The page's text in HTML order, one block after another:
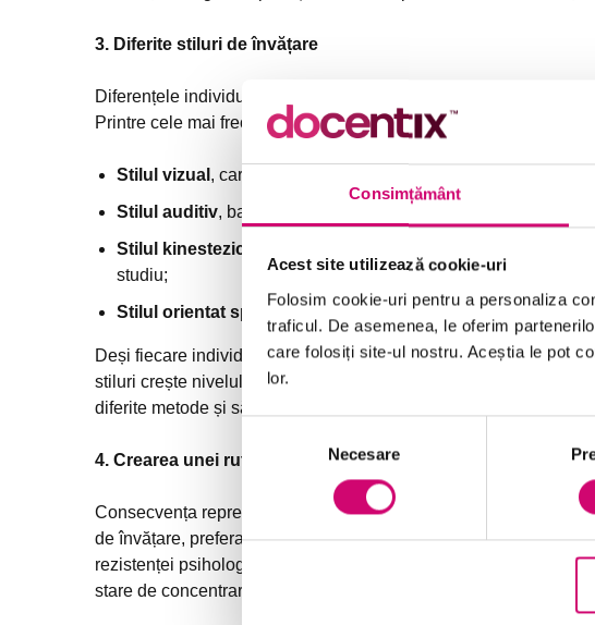
Consimțământ
Acest site utilizează cookie-uri
Folosim cookie-uri pentru a personaliza
traficul. De asemenea, le oferim
care folosiți site-ul nostru. Aceștia le pot
lor.
consimțământului
Necesare
3. Diferite stiluri de învățare
Diferențele individuale în procesarea informației au condus la
Printre cele mai frecvent menționate se află:
Stilul vizual , caracterizat prin preferința pentru diagrame,
Stilul auditiv, bazat pe predilecția pentru explicații orale,
Stilul kinestezic
studiu;
Stilul orientat spre citire/scriere, centrat pe redactarea de
Deși fiecare individ poate manifesta o dominantă, cercetările
stiluri crește nivelul de retenție și flexibilitatea cognitivă. Astfel,
diferite metode și să-și ajusteze abordarea în funcție de tipul de
4. Crearea unei rutine de învățare consecvente
Consecvența reprezintă un factor decisiv în succesul procesului
de învățare, preferabil la aceeași oră și în același spațiu,
rezistenței psihologice. Un mediu lipsit de distrageri, bine
stare de concentrare optimă.